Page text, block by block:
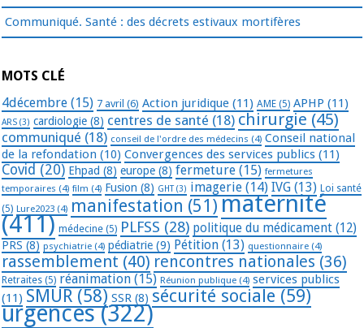
Communiqué. Santé : des décrets estivaux mortifères
MOTS CLÉ
4décembre (15) 7 avril (6) Action juridique (11) AME (5) APHP (11)
ARS (3) cardiologie (8) centres de santé (18) chirurgie (45)
communiqué (18) conseil de l'ordre des médecins (4) Conseil national
de la refondation (10) Convergences des services publics (11)
Covid (20) Ehpad (8) europe (8) fermeture (15) fermetures
temporaires (4) film (4) Fusion (8) GHT(3) imagerie (14) IVG (13) Loi santé
(5) Lure2023 (4) manifestation (51) maternité
(411) médecine (5) PLFSS (28) politique du médicament (12)
PRS (8) psychiatrie (4) pédiatrie (9) Pétition (13) questionnaire (4)
rassemblement (40) rencontres nationales (36)
Retraites (5) réanimation (15) Réunion publique (4) services publics
(11) SMUR (58) SSR (8) sécurité sociale (59)
urgences(322)